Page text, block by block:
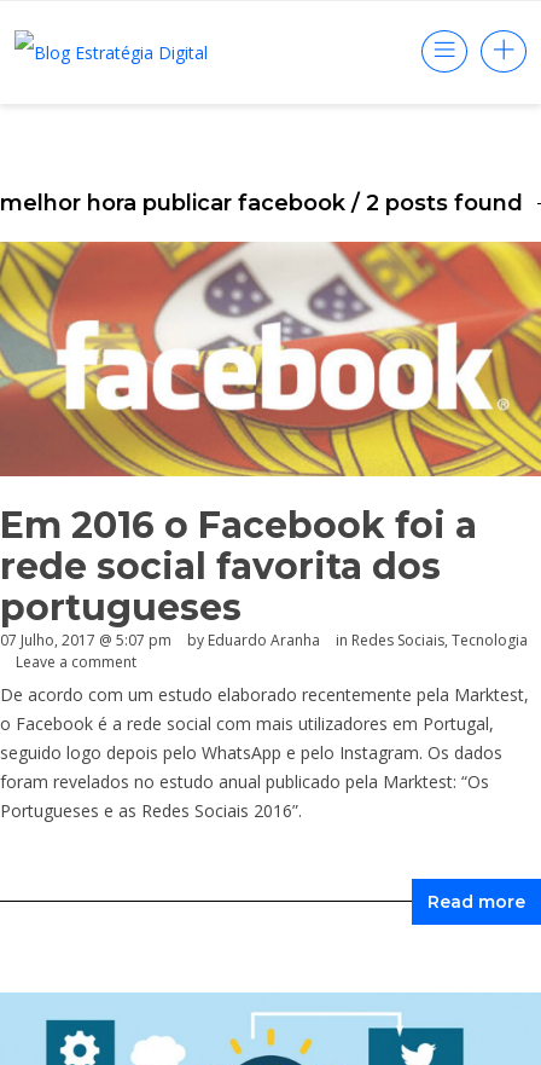
melhor hora publicar facebook / 2 posts found
Em 2016 o Facebook foi a
rede social favorita dos
portugueses
07 Julho, 2017 @ 5:07 pm by Eduardo Aranha in Redes Sociais, Tecnologia
Leave a comment
De acordo com um estudo elaborado recentemente pela Marktest,
o Facebook é a rede social com mais utilizadores em Portugal,
seguido logo depois pelo WhatsApp e pelo Instagram. Os dados
foram revelados no estudo anual publicado pela Marktest: “Os
Portugueses e as Redes Sociais 2016”.
Read more